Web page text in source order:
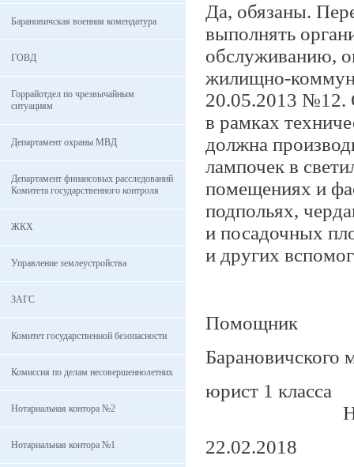
Барановичская военная комендатура
ГОВД
Горрайотдел по чрезвычайным
ситуациям
Департамент охраны МВД
Департамент финансовых расследований
Комитета государственного контроля
ЖКХ
Управление землеустройства
ЗАГС
Комитет государственной безопасности
Комиссия по делам несовершеннолетних
Нотариальная контора №2
Нотариальная контора №1
Да, обязаны.
выполнять
обслуживанию,
жилищно-
20.05.2013 №12.
в рамках
должна
лампочек в
помещениях и
подпольях,
и посадочных
и других
Помощник
Барановичского
юрист
22.02.2018